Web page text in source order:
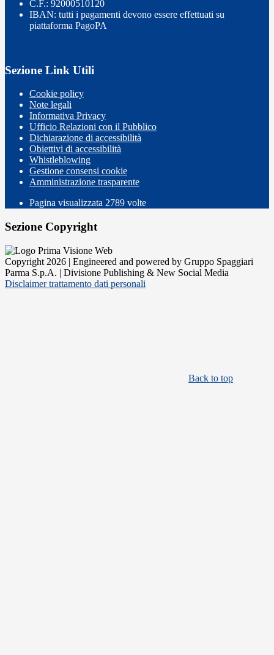
C.F.: 92000510120
IBAN: tutti i pagamenti devono essere effettuati su
piattaforma PagoPA
Sezione Link Utili
Cookie policy
Note legali
Informativa Privacy
Ufficio Relazioni con il Pubblico
Dichiarazione di accessibilità
Obiettivi di accessibilità
Whistleblowing
Gestione consensi cookie
Amministrazione trasparente
Pagina visualizzata 2789 volte
Sezione Copyright
Copyright 2026 | Engineered and powered by Gruppo Spaggiari
Parma S.p.A. | Divisione Publishing & New Social Media
Disclaimer trattamento dati personali
Back to top